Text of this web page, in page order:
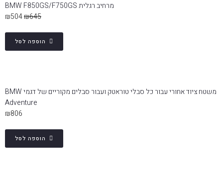
מרחיב רגלית BMW F850GS/F750GS
₪645
₪504
הוספה לסל
משטח ציוד אחורי עבור כל סבלי טוראטק ועבור סבלים מקוריים של דגמי BMW
Adventure
₪806
הוספה לסל